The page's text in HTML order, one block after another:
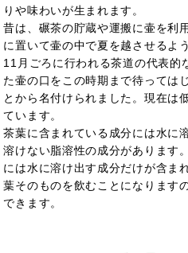
りや味わいが生まれます。
昔は、碾茶の貯蔵や運搬に壷を利
に置いて壷の中で夏を越させるよ
11月ごろに行われる茶道の代表的
た壷の口をこの時期まで待っては
とから名付けられました。現在は
ています。
茶葉に含まれている成分には水に
溶けない脂溶性の成分があります
には水に溶け出す成分だけが含ま
葉そのものを飲むことになります
できます。